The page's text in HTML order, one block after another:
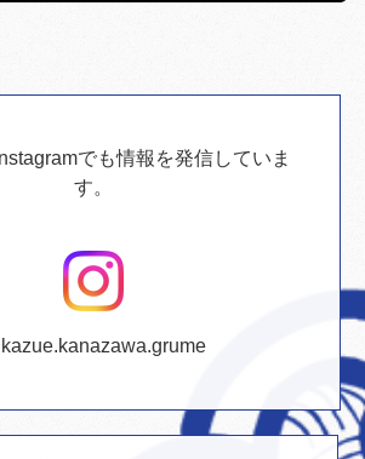
でも情報を発信していま
す。